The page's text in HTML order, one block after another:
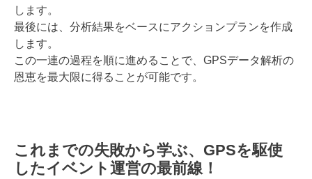
します。
最後には、分析結果をベースにアクションプランを作成
します。
この一連の過程を順に進めることで、GPSデータ解析の
恩恵を最大限に得ることが可能です。
これまでの失敗から学ぶ、GPSを駆使
したイベント運営の最前線！